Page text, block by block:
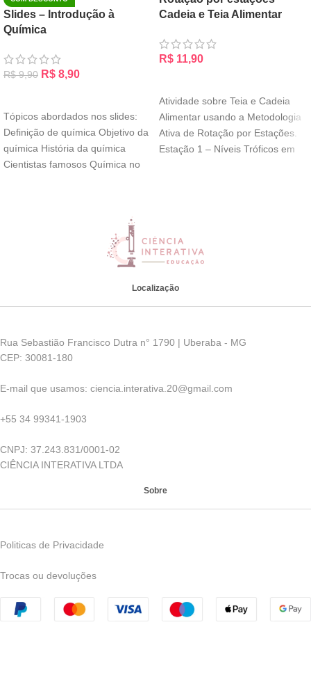
Slides – Introdução à
Química
R$9,90 R$ 8,90
Tópicos abordados nos slides:
Definição de química Objetivo da
química História da química
Cientistas famosos Química no
Cadeia e Teia Alimentar
R$ 11,90
Atividade sobre Teia e Cadeia
Alimentar usando a Metodologia
Ativa de Rotação por Estações.
Estação 1 – Níveis Tróficos em
Localização
Rua Sebastião Francisco Dutra n° 1790 | Uberaba - MG
CEP: 30081-180
E-mail que usamos: ciencia.interativa.20@gmail.com
+55 34 99341-1903
CNPJ: 37.243.831/0001-02
CIÊNCIA INTERATIVA LTDA
Sobre
Politicas de Privacidade
Trocas ou devoluções